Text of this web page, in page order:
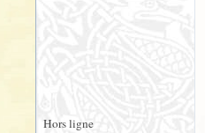
Hors ligne